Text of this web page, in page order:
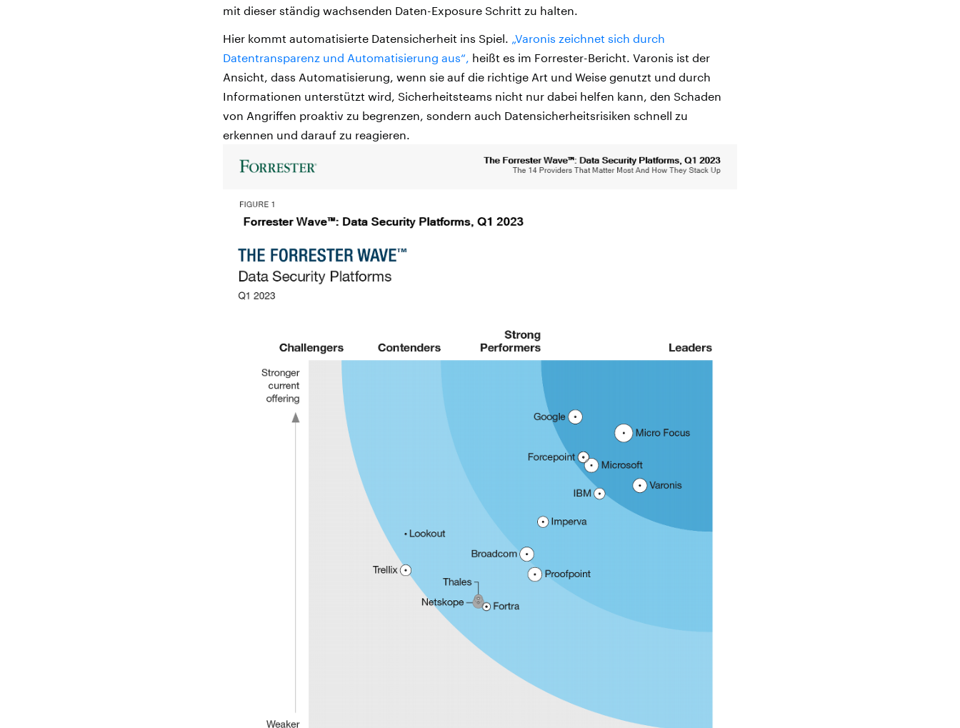
mit dieser ständig wachsenden Daten-Exposure Schritt zu halten.
Hier kommt automatisierte Datensicherheit ins Spiel. „Varonis zeichnet sich durch
Datentransparenz und Automatisierung aus“, heißt es im Forrester-Bericht. Varonis ist der
Ansicht, dass Automatisierung, wenn sie auf die richtige Art und Weise genutzt und durch
Informationen unterstützt wird, Sicherheitsteams nicht nur dabei helfen kann, den Schaden
von Angriffen proaktiv zu begrenzen, sondern auch Datensicherheitsrisiken schnell zu
erkennen und darauf zu reagieren.